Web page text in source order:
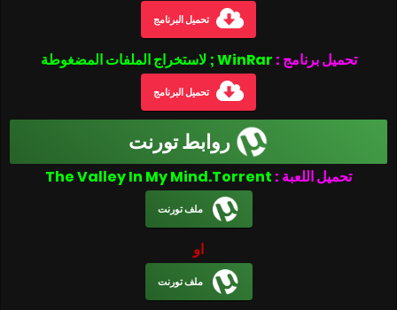
تحميل البرنامج
تحميل برنامج : WinRar ; لاستخراج الملفات المضغوطة
تحميل البرنامج
روابط تورنت
تحميل اللعبة :
ملف تورنت
او
ملف تورنت